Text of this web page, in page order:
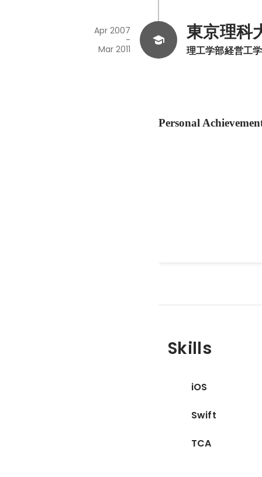
東京理科
理工学部経営工
Apr 2007
-
Mar 2011
Personal
Skills
iOS
Swift
TCA